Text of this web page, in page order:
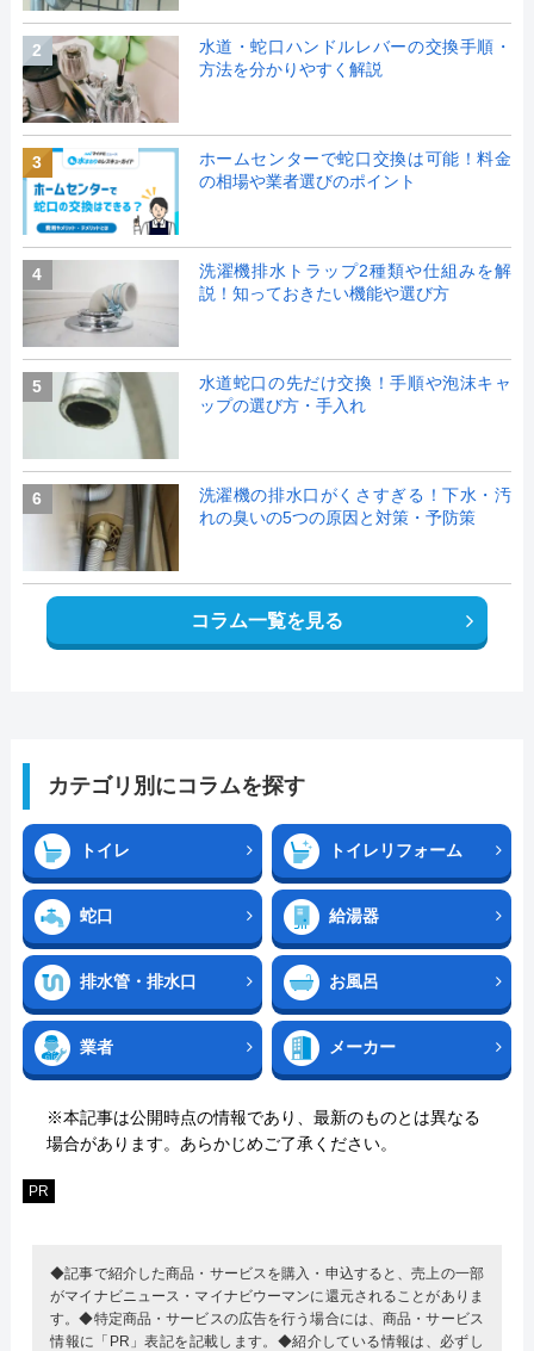
2
水道・蛇口ハンドルレバーの交換手順・
方法を分かりやすく解説
3
ホームセンターで蛇口交換は可能！料金
の相場や業者選びのポイント
4
洗濯機排水トラップ2種類や仕組みを解
説！知っておきたい機能や選び方
5
水道蛇口の先だけ交換！手順や泡沫キャ
ップの選び方・手入れ
6
洗濯機の排水口がくさすぎる！下水・汚
れの臭いの5つの原因と対策・予防策
コラム一覧を見る
カテゴリ別にコラムを探す
トイレ トイレリフォーム
蛇口 給湯器
排水管・排水口 お風呂
業者 メーカー
※本記事は公開時点の情報であり、最新のものとは異なる
場合があります。あらかじめご了承ください。
PR
◆記事で紹介した商品・サービスを購入・申込すると、売上の一部
がマイナビニュース・マイナビウーマンに還元されることがありま
す。◆特定商品・サービスの広告を行う場合には、商品・サービス
情報に「PR」表記を記載します。◆紹介している情報は、必ずし